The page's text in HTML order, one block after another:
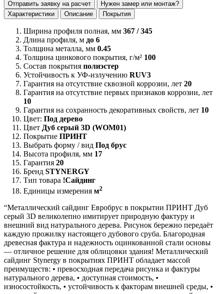
Отправить заявку на расчет
Нужен замер или монтаж?
Характеристики
Описание Покрытия
Ширина профиля полная, мм 367 / 345
Длина профиля, м до 6
Толщина металла, мм 0.45
Толщина цинкового покрытия, г/м² 100
Состав покрытия полиэстер
Устойчивость к УФ-излучению RUV3
Гарантия на отсутствие сквозной коррозии, лет 20
Гарантия на отсутствие первых признаков коррозии, лет
10
Гарантия на сохранность декоративных свойств, лет 10
Цвет: Под дерево
Цвет Дуб серый 3D (WOM01)
Покрытие ПРИНТ
Выбрать форму / вид Под брус
Высота профиля, мм 17
Гарантия 20
Бренд STYNERGY
Тип товара !Сайдинг
Единицы измерения м2
“Металлический сайдинг Евробрус в покрытии ПРИНТ Дуб
серый 3D великолепно имитирует природную фактуру и
внешний вид натурального дерева. Рисунок бережно передаёт
каждую прожилку настоящего дубового сруба. Благородная
древесная фактура и надежность оцинкованной стали основы
— отличное решение для облицовки здания! Металлический
сайдинг Stynergy в покрытиях ПРИНТ обладает массой
преимуществ: • превосходная передача рисунка и фактуры
натурального дерева, • доступная стоимость, •
износостойкость, • устойчивость к факторам внешней среды, •